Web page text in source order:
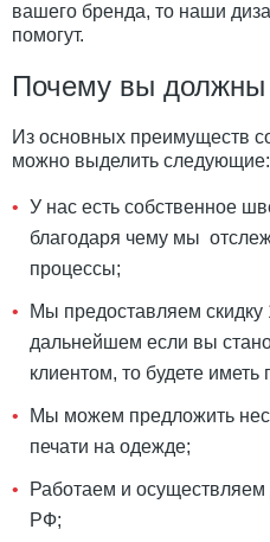
вашего бренда, то наши
помогут.
Почему вы должны
Из основных преимуществ
можно выделить следующие:
У нас есть собственное
благодаря чему мы
процессы;
Мы предоставляем скидку
дальнейшем если вы
клиентом, то будете иметь
Мы можем предложить
печати на одежде;
Работаем и осуществляем
РФ;